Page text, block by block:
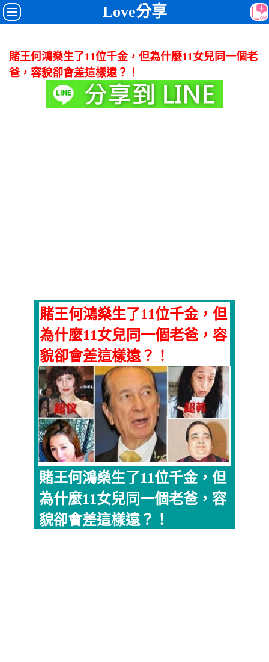
Love分享
賭王何鴻燊生了11位千金，但為什麼11女兒同一個老
爸，容貌卻會差這樣遠？！
賭王何鴻燊生了11位千金，但
為什麼11女兒同一個老爸，容
貌卻會差這樣遠？！
賭王何鴻燊生了11位千金，但
為什麼11女兒同一個老爸，容
貌卻會差這樣遠？！